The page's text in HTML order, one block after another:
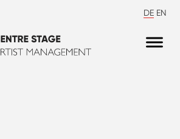
DE EN